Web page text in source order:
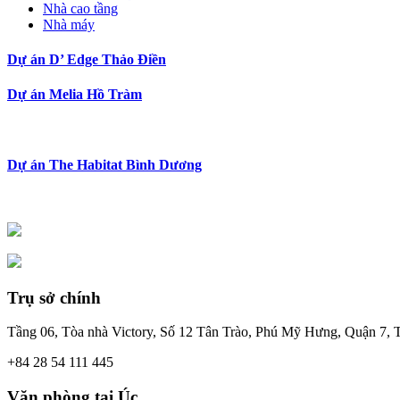
Nhà cao tầng
Nhà máy
Dự án D’ Edge Thảo Điền
Dự án Melia Hồ Tràm
Dự án The Habitat Bình Dương
Trụ sở chính
Tầng 06, Tòa nhà Victory, Số 12 Tân Trào, Phú Mỹ Hưng, Quận 7,
+84 28 54 111 445